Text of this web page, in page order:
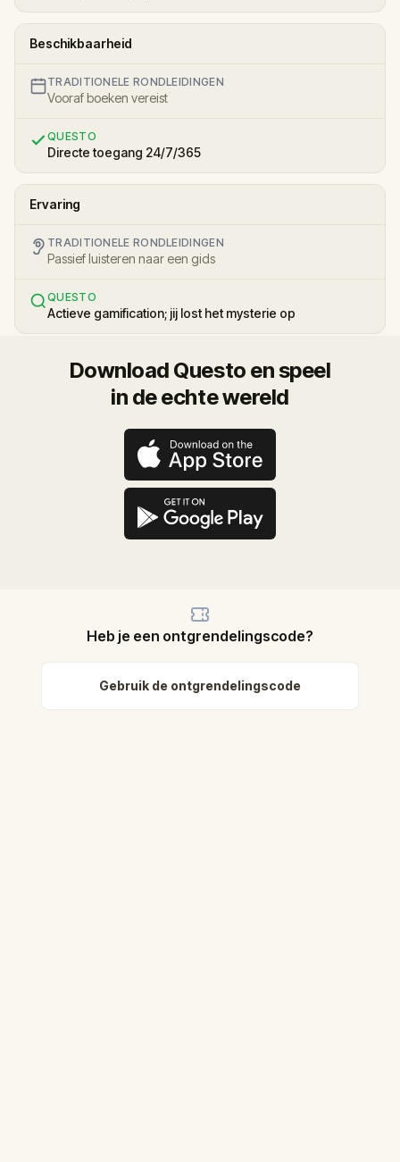
Beschikbaarheid
TRADITIONELE RONDLEIDINGEN
Vooraf boeken vereist
QUESTO
Directe toegang 24/7/365
Ervaring
TRADITIONELE RONDLEIDINGEN
Passief luisteren naar een gids
QUESTO
Actieve gamification; jij lost het mysterie op
Download Questo en speel
in de echte wereld
Heb je een ontgrendelingscode?
Gebruik de ontgrendelingscode